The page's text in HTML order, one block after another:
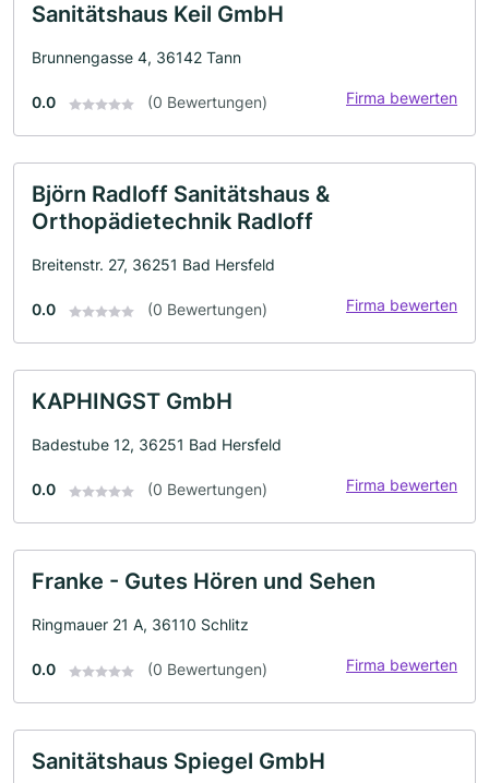
Sanitätshaus Keil GmbH
Brunnengasse 4, 36142 Tann
0.0 (0 Bewertungen) Firma bewerten
Björn Radloff Sanitätshaus &
Orthopädietechnik Radloff
Breitenstr. 27, 36251 Bad Hersfeld
0.0 (0 Bewertungen) Firma bewerten
KAPHINGST GmbH
Badestube 12, 36251 Bad Hersfeld
0.0 (0 Bewertungen) Firma bewerten
Franke - Gutes Hören und Sehen
Ringmauer 21 A, 36110 Schlitz
0.0 (0 Bewertungen) Firma bewerten
Sanitätshaus Spiegel GmbH